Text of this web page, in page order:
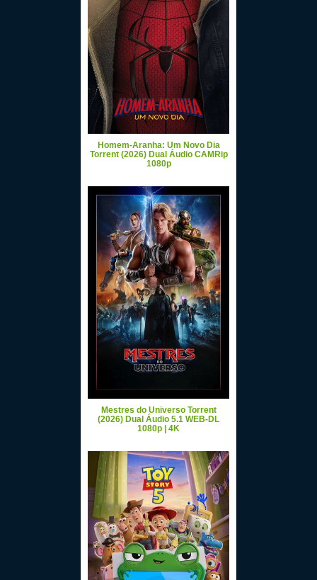
Homem-Aranha: Um Novo Dia
Torrent (2026) Dual Áudio CAMRip
1080p
Mestres do Universo Torrent
(2026) Dual Áudio 5.1 WEB-DL
1080p | 4K